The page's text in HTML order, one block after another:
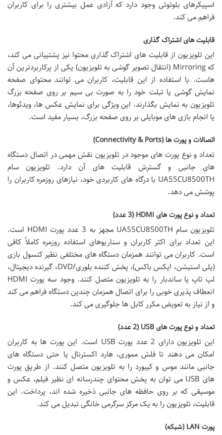
اسپیکرهای بلوتوثی وجود دارد که آزادی عمل بیشتری را برای کاربران
فراهم می کند.
قابلیت های اشتراک گذاری
این تلویزیون از قابلیت های اشتراک گذاری محتوا نیز پشتیبانی می کند،
که Mirroring (انتقال تصویر گوشی به تلویزیون) یکی از پرکاربردترین آن
هاست. با استفاده از این قابلیت، کاربران می توانند محتوای صفحه
نمایش گوشی یا تبلت خود را به صورت بی سیم بر روی صفحه بزرگ
تلویزیون به نمایش بگذارند. این ویژگی برای نمایش عکس ها، ویدئوها،
یا انجام بازی های موبایلی بر روی صفحه بزرگ، بسیار مفید است.
اتصالات و پورت ها (Connectivity & Ports)
تعداد و نوع پورت های موجود در تلویزیون نقش مهمی در اتصال دستگاه
های جانبی و گسترش قابلیت های آن دارد. تلویزیون سام
UA55CU8500TH با درگاه های کاربردی خود، نیازهای روزمره کاربران را
پوشش می دهد.
تعداد و نوع پورت های HDMI (3 عدد)
تلویزیون سام UA55CU8500TH مجهز به 3 عدد پورت HDMI است.
این تعداد برای اکثر کاربران و سناریوهای استفاده روزمره کاملاً کافی
است. کاربران می توانند همزمان دستگاه های مختلفی نظیر کنسول بازی
(پلی استیشن، ایکس باکس)، پخش کننده بلوری/DVD، گیرنده دیجیتال،
لپ تاپ یا ساندبار را به تلویزیون متصل کنند. وجود سه پورت HDMI
انعطاف پذیری خوبی را برای اتصال همزمان چندین دستگاه فراهم می کند
و از نیاز به تعویض مکرر کابل ها جلوگیری می کند.
تعداد و نوع پورت های USB (2 عدد)
این تلویزیون دارای 2 عدد پورت USB است. این پورت ها به کاربران
امکان می دهند تا فلش مموری، هارد اکسترنال یا حتی دستگاه های
جانبی مانند موس و کیبورد را به تلویزیون متصل کنند. از طریق پورت
های USB می توان به پخش محتوای چندرسانه ای نظیر فیلم، عکس و
موسیقی که بر روی حافظه های جانبی ذخیره شده اند، پرداخت. این
قابلیت، تلویزیون را به یک مرکز سرگرمی خانگی تبدیل می کند.
پورت LAN (شبکه)